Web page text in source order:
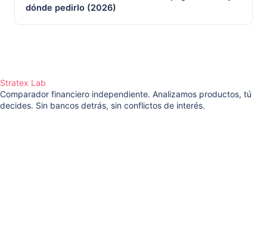
dónde pedirlo (2026)
Stratex Lab
Comparador financiero independiente. Analizamos productos, tú
decides. Sin bancos detrás, sin conflictos de interés.